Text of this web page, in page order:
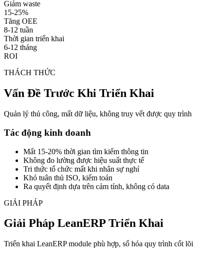
Giảm waste
15-25%
Tăng OEE
8-12 tuần
Thời gian triển khai
6-12 tháng
ROI
THÁCH THỨC
Vấn Đề Trước Khi Triển Khai
Quản lý thủ công, mất dữ liệu, không truy vết được quy trình
Tác động kinh doanh
Mất 15-20% thời gian tìm kiếm thông tin
Không đo lường được hiệu suất thực tế
Tri thức tổ chức mất khi nhân sự nghỉ
Khó tuân thủ ISO, kiểm toán
Ra quyết định dựa trên cảm tính, không có data
GIẢI PHÁP
Giải Pháp LeanERP Triển Khai
Triển khai LeanERP module phù hợp, số hóa quy trình cốt lõi